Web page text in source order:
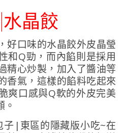
晶餃
好口味的水晶餃外皮晶瑩
和Q勁，而內餡則是採用
精心炒製，加入了醬油等
香氣，這樣的餡料吃起來
爽口感與Q軟的外皮完美